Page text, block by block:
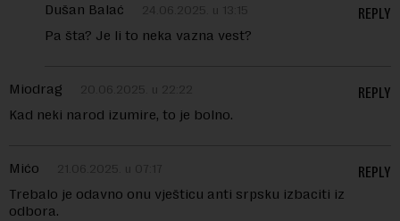
Dušan Balać 24.06.2025. u 13:15
Pa šta? Je li to neka vazna vest?
REPLY
Miodrag 20.06.2025. u 22:22
Kad neki narod izumire, to je bolno.
REPLY
Mićo 21.06.2025. u 07:17
Trebalo je odavno onu vješticu anti srpsku izbaciti iz
odbora.
REPLY